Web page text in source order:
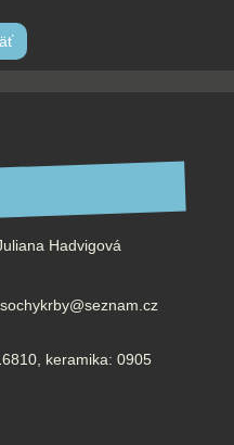
Hadvigová
keramika: 0905